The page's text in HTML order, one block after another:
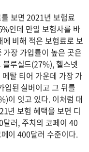
보면 2021년 보험료
인데 만일 보험사를 바
비해 적은 보험료로 보
장 가입률이 높은 곳은
루실드(27%), 헬스넷
탈 티어 가운데 가장 가
입된 실버이고 그 뒤를
이 잇고 있다. 이처럼 대
년 보험 혜택을 보면 디
러, 주치의 코페이 40
이 400달러 수준이다.